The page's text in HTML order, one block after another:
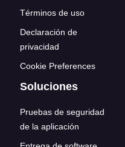
Términos de uso
Declaración de
privacidad
Cookie Preferences
Soluciones
Pruebas de seguridad
de la aplicación